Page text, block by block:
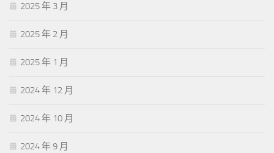
2025 年 3 月
2025 年 2 月
2025 年 1 月
2024 年 12 月
2024 年 10 月
2024 年 9 月